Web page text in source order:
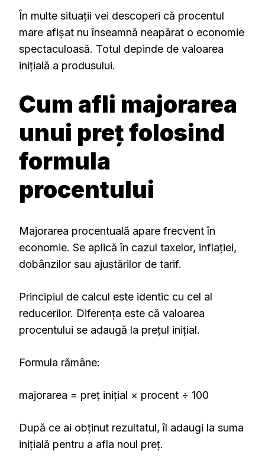
În multe situații vei descoperi că procentul
mare afișat nu înseamnă neapărat o economie
spectaculoasă. Totul depinde de valoarea
inițială a produsului.
Cum afli majorarea
unui preț folosind
formula
procentului
Majorarea procentuală apare frecvent în
economie. Se aplică în cazul taxelor, inflației,
dobânzilor sau ajustărilor de tarif.
Principiul de calcul este identic cu cel al
reducerilor. Diferența este că valoarea
procentului se adaugă la prețul inițial.
Formula rămâne:
majorarea = preț inițial × procent ÷ 100
După ce ai obținut rezultatul, îl adaugi la suma
inițială pentru a afla noul preț.